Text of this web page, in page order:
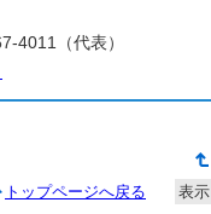
4011（代表）
トップページへ戻る 表示